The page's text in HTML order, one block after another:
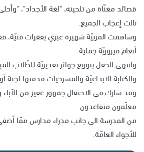
قصائد مغنّاة من تلحينه، "لغة الأجداد"،
نالت إعجاب الجميع.
وساهمت المربيّة شهيرة عبري بفقرات
أنغام فيروزيّة جملية.
وانتهى الحفل بتوزيع جوائز تقديريّة للطّلاب
والكتابة الابداعيّة والمسرحيات قدمتها لجنة
وقد شارك في الاحتفال جمهور غفير من
معلّمون متقاعدون
من المدرسة الى جانب مدراء مدارس ممّا
للأجواء العامّة.